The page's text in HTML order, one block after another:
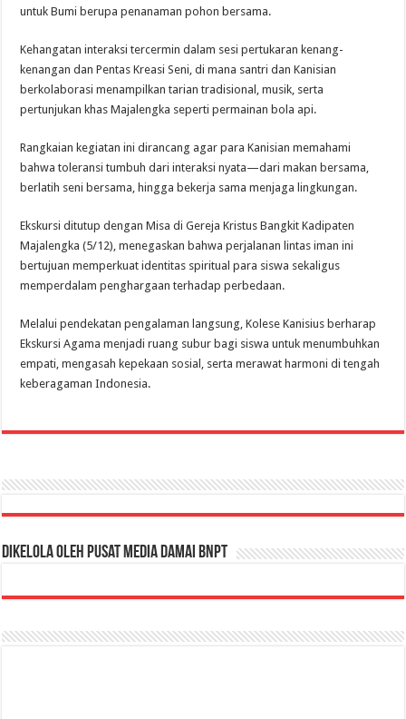
untuk Bumi berupa penanaman pohon bersama.
Kehangatan interaksi tercermin dalam sesi pertukaran kenang-
kenangan dan Pentas Kreasi Seni, di mana santri dan Kanisian
berkolaborasi menampilkan tarian tradisional, musik, serta
pertunjukan khas Majalengka seperti permainan bola api.
Rangkaian kegiatan ini dirancang agar para Kanisian memahami
bahwa toleransi tumbuh dari interaksi nyata—dari makan bersama,
berlatih seni bersama, hingga bekerja sama menjaga lingkungan.
Ekskursi ditutup dengan Misa di Gereja Kristus Bangkit Kadipaten
Majalengka (5/12), menegaskan bahwa perjalanan lintas iman ini
bertujuan memperkuat identitas spiritual para siswa sekaligus
memperdalam penghargaan terhadap perbedaan.
Melalui pendekatan pengalaman langsung, Kolese Kanisius berharap
Ekskursi Agama menjadi ruang subur bagi siswa untuk menumbuhkan
empati, mengasah kepekaan sosial, serta merawat harmoni di tengah
keberagaman Indonesia.
Dikelola oleh Pusat Media Damai BNPT